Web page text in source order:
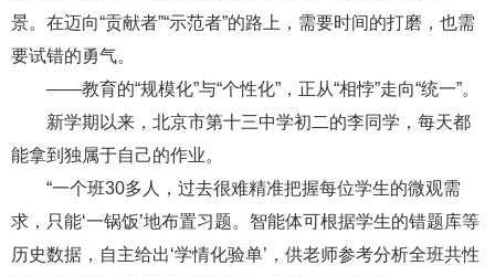
景。在迈向“贡献者”“示范者”的路上，需要时间的打磨，也需
要试错的勇气。
——教育的“规模化”与“个性化”，正从“相悖”走向“统一”。
新学期以来，北京市第十三中学初二的李同学，每天都
能拿到独属于自己的作业。
“一个班30多人，过去很难精准把握每位学生的微观需
求，只能‘一锅饭’地布置习题。智能体可根据学生的错题库等
历史数据，自主给出‘学情化验单’，供老师参考分析全班共性